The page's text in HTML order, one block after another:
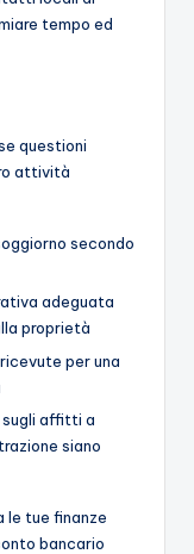
tempo ed
questioni
attività
secondo
adeguata
proprietà
per una
affitti a
siano
le tue finanze
bancario